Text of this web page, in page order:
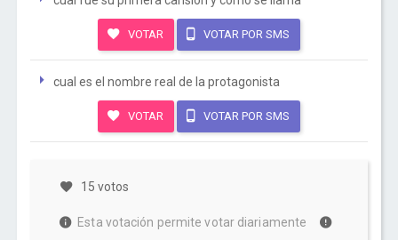
VOTAR VOTAR POR SMS
cual es el nombre real de la protagonista
VOTAR VOTAR POR SMS
15 votos
Esta votación permite votar diariamente